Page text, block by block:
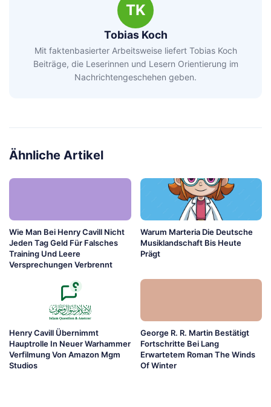
TK
Tobias Koch
Mit faktenbasierter Arbeitsweise liefert Tobias Koch
Beiträge, die Leserinnen und Lesern Orientierung im
Nachrichtengeschehen geben.
Ähnliche Artikel
Wie Man Bei Henry Cavill Nicht
Jeden Tag Geld Für Falsches
Training Und Leere
Versprechungen Verbrennt
Warum Marteria Die Deutsche
Musiklandschaft Bis Heute
Prägt
Henry Cavill Übernimmt
Hauptrolle In Neuer Warhammer
Verfilmung Von Amazon Mgm
Studios
George R. R. Martin Bestätigt
Fortschritte Bei Lang
Erwartetem Roman The Winds
Of Winter